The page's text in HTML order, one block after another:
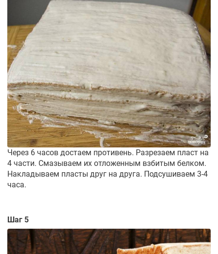
Через 6 часов достаем противень. Разрезаем пласт на
4 части. Смазываем их отложенным взбитым белком.
Накладываем пласты друг на друга. Подсушиваем 3-4
часа.
Шаг 5